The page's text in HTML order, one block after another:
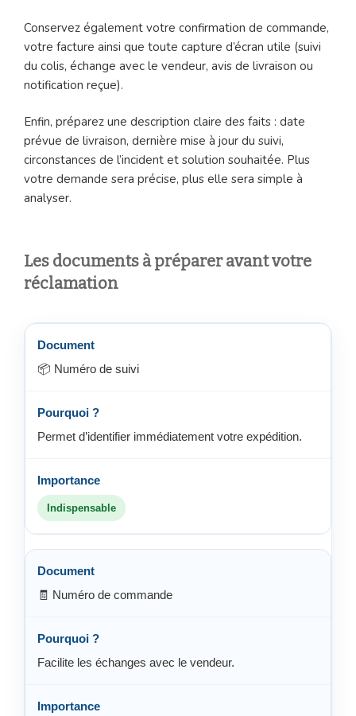
Conservez également votre confirmation de commande,
votre facture ainsi que toute capture d’écran utile (suivi
du colis, échange avec le vendeur, avis de livraison ou
notification reçue).
Enfin, préparez une description claire des faits : date
prévue de livraison, dernière mise à jour du suivi,
circonstances de l’incident et solution souhaitée. Plus
votre demande sera précise, plus elle sera simple à
analyser.
Les documents à préparer avant votre
réclamation
📦 Numéro de suivi
Permet d’identifier immédiatement votre expédition.
Indispensable
🧾 Numéro de commande
Facilite les échanges avec le vendeur.